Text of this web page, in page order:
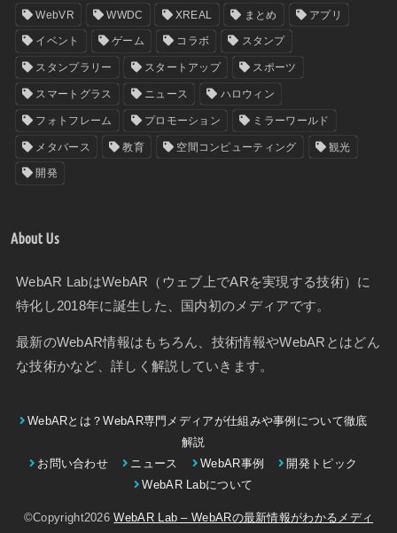
WebVR WWDC XREAL まとめ アプリ
イベント ゲーム コラボ スタンプ
スタンプラリー スタートアップ スポーツ
スマートグラス ニュース ハロウィン
フォトフレーム プロモーション ミラーワールド
メタバース 教育 空間コンピューティング 観光
開発
About Us
WebAR LabはWebAR（ウェブ上でARを実現する技術）に
特化し2018年に誕生した、国内初のメディアです。
最新のWebAR情報はもちろん、技術情報やWebARとはどん
な技術かなど、詳しく解説していきます。
WebARとは？WebAR専門メディアが仕組みや事例について徹底
解説
お問い合わせ
ニュース WebAR事例
開発トピック
WebAR Labについて
©Copyright2026WebAR Lab – WebARの最新情報がわかるメディ